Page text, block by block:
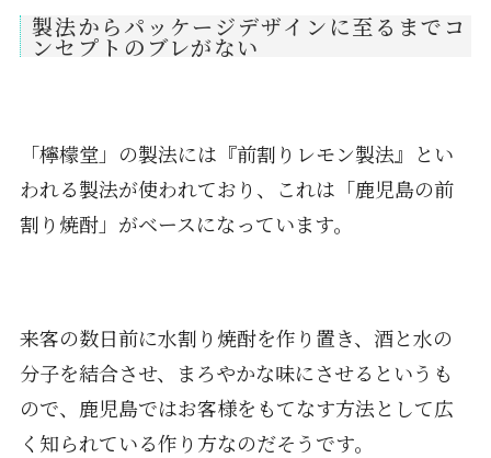
製法からパッケージデザインに至るまでコ
ンセプトのブレがない
「檸檬堂」の製法には『前割りレモン製法』とい
われる製法が使われており、これは「鹿児島の前
割り焼酎」がベースになっています。
来客の数日前に水割り焼酎を作り置き、酒と水の
分子を結合させ、まろやかな味にさせるというも
ので、鹿児島ではお客様をもてなす方法として広
く知られている作り方なのだそうです。